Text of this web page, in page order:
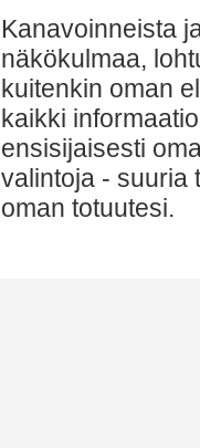
Kanavoinneista
näkökulmaa,
kuitenkin oman
kaikki
ensisijaisesti
valintoja - suuria
oman totuutesi.